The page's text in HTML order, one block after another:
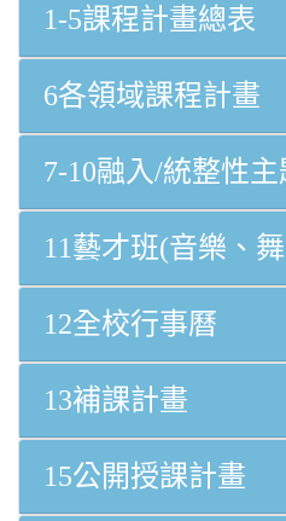
1-5課程計畫總表
6各領域課程計畫
7-10融入/統整性
11藝才班(音樂、
12全校行事曆
13補課計畫
15公開授課計畫